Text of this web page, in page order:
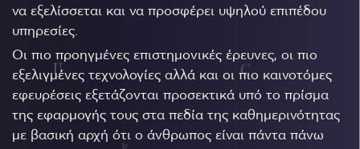
να εξελίσσεται και να προσφέρει υψηλού επιπέδου
υπηρεσίες.
Οι πιο προηγμένες επιστημονικές έρευνες, οι πιο
εξελιγμένες τεχνολογίες αλλά και οι πιο καινοτόμες
εφευρέσεις εξετάζονται προσεκτικά υπό το πρίσμα
της εφαρμογής τους στα πεδία της καθημερινότητας
με βασική αρχή ότι ο άνθρωπος είναι πάντα πάνω